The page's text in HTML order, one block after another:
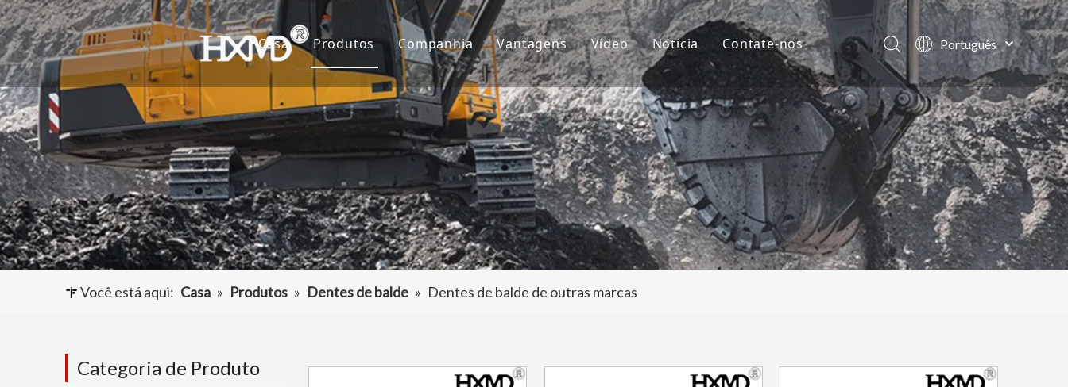
Casa Produtos
Dentes de Balde
Caçamba da Escavadeira
Adaptador de dentes de caçamba
Outros acessórios da escavadeira
Companhia
Sobre nós
Cultura
Perguntas frequentes
Vantagens
P&D
Produção
Serviço
Vídeo Notícia
Notícias da empresa
Projetos
Contate-nos
Português
English
العربية
Français
Pусский
Español
Você está aqui: Casa » Produtos » Dentes de balde » Dentes de balde de outras marcas
Categoria de Produto